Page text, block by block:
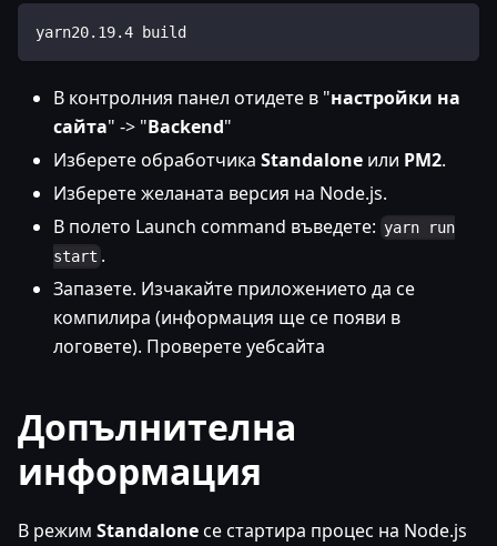
yarn20.19.4 build
В контролния панел отидете в "настройки на
сайта" -> "Backend"
Изберете обработчика Standalone или PM2.
Изберете желаната версия на Node.js.
В полето Launch command въведете: yarn run
start .
Запазете. Изчакайте приложението да се
компилира (информация ще се появи в
логовете). Проверете уебсайта
Допълнителна
информация
В режим Standaloneсе стартира процес на Node.js